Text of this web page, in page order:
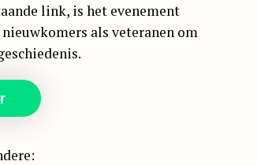
link, is het evenement
als veteranen om